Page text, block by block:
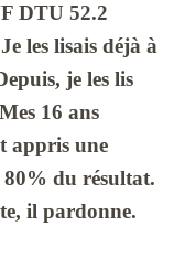
DTU 52.2
les lisais déjà à
je les lis
16 ans
appris une
80% du résultat.
il pardonne.